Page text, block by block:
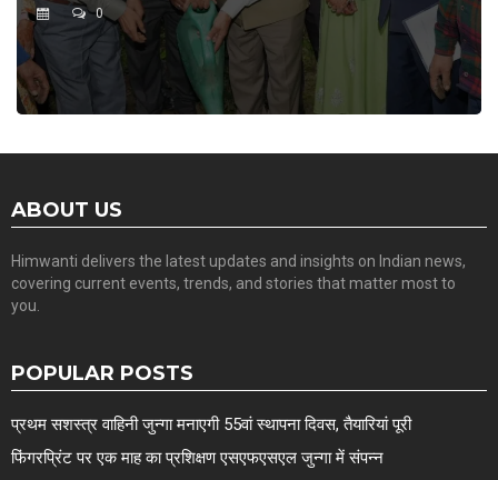
0
ABOUT US
Himwanti delivers the latest updates and insights on Indian news,
covering current events, trends, and stories that matter most to
you.
POPULAR POSTS
प्रथम सशस्त्र वाहिनी जुन्गा मनाएगी 55वां स्थापना दिवस, तैयारियां पूरी
फिंगरप्रिंट पर एक माह का प्रशिक्षण एसएफएसएल जुन्गा में संपन्न